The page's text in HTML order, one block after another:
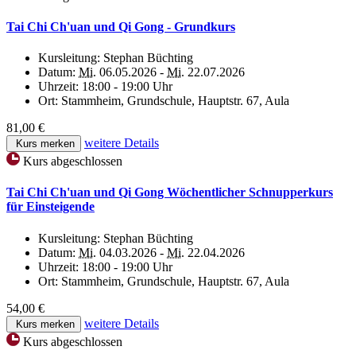
Tai Chi Ch'uan und Qi Gong - Grundkurs
Kursleitung: Stephan Büchting
Datum: Mi. 06.05.2026 - Mi. 22.07.2026
Uhrzeit: 18:00 - 19:00 Uhr
Ort: Stammheim, Grundschule, Hauptstr. 67, Aula
81,00 €
Kurs merken
weitere Details
Kurs abgeschlossen
Tai Chi Ch'uan und Qi Gong Wöchentlicher Schnupperkurs
für Einsteigende
Kursleitung: Stephan Büchting
Datum: Mi. 04.03.2026 - Mi. 22.04.2026
Uhrzeit: 18:00 - 19:00 Uhr
Ort: Stammheim, Grundschule, Hauptstr. 67, Aula
54,00 €
Kurs merken
weitere Details
Kurs abgeschlossen